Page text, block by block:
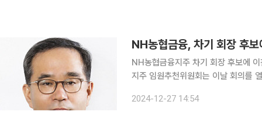
NH농협금융, 차기 회장 후
NH농협금융지주 차기 회장 후보에 이찬우
지주 임원추천위원회는 이날 회의를 열고 이
해 기획재정부 경제정책국 종합정책
2024-12-27 14:54